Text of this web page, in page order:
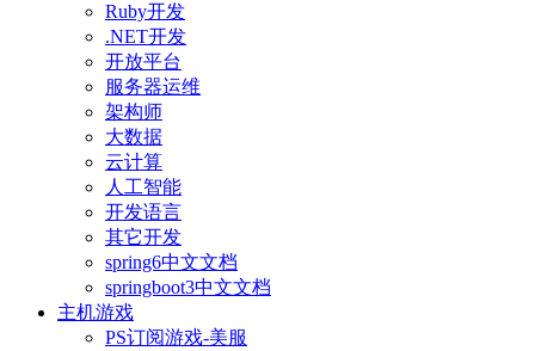
Ruby开发
.NET开发
开放平台
服务器运维
架构师
大数据
云计算
人工智能
开发语言
其它开发
spring6中文文档
springboot3中文文档
主机游戏
PS订阅游戏-美服